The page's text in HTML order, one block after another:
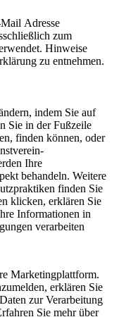
Adresse
zum
Hinweise
zu entnehmen.
indem Sie auf
Sie in der Fußzeile
finden können, oder
Ihre
behandeln. Weitere
finden Sie
klicken, erklären Sie
Informationen in
verarbeiten
Marketingplattform.
erklären Sie
zur Verarbeitung
Sie mehr über